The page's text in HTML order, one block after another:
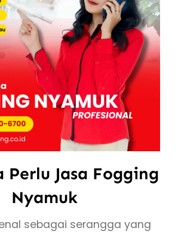
Perlu Jasa Fogging
Nyamuk
sebagai serangga yang